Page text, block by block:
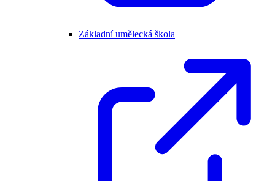
Základní umělecká škola